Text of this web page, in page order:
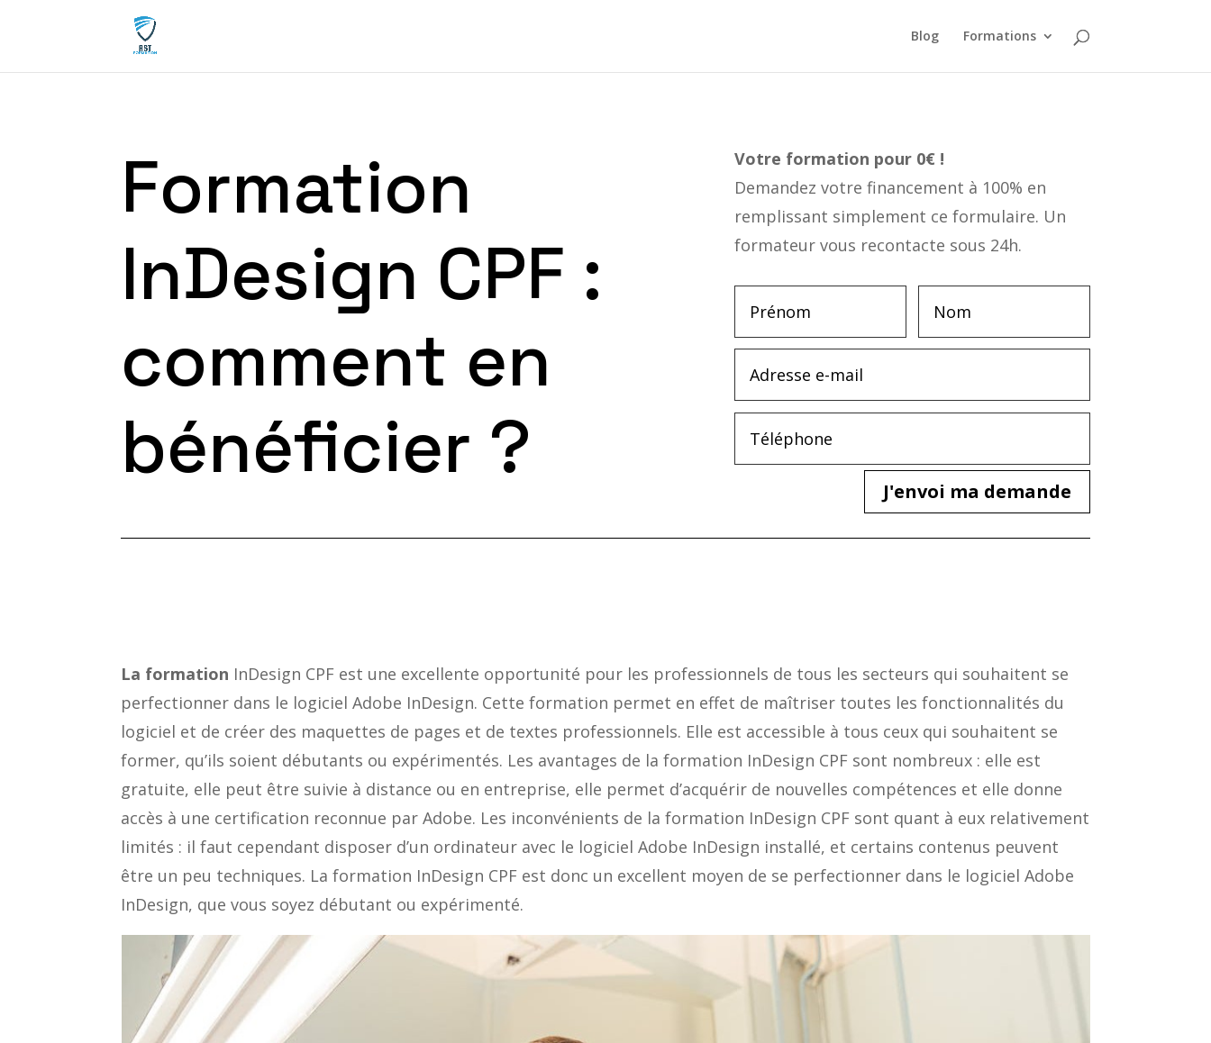
Blog Formations
Formation
InDesign CPF :
comment en
bénéficier ?
Votre formation pour 0€ !
Demandez votre financement à 100% en
remplissant simplement ce formulaire. Un
formateur vous recontacte sous 24h.
J'envoi ma demande
La formation InDesign CPF est une excellente opportunité pour les professionnels de tous les secteurs qui souhaitent se
perfectionner dans le logiciel Adobe InDesign. Cette formation permet en effet de maîtriser toutes les fonctionnalités du
logiciel et de créer des maquettes de pages et de textes professionnels. Elle est accessible à tous ceux qui souhaitent se
former, qu’ils soient débutants ou expérimentés. Les avantages de la formation InDesign CPF sont nombreux : elle est
gratuite, elle peut être suivie à distance ou en entreprise, elle permet d’acquérir de nouvelles compétences et elle donne
accès à une certification reconnue par Adobe. Les inconvénients de la formation InDesign CPF sont quant à eux relativement
limités : il faut cependant disposer d’un ordinateur avec le logiciel Adobe InDesign installé, et certains contenus peuvent
être un peu techniques. La formation InDesign CPF est donc un excellent moyen de se perfectionner dans le logiciel Adobe
InDesign, que vous soyez débutant ou expérimenté.